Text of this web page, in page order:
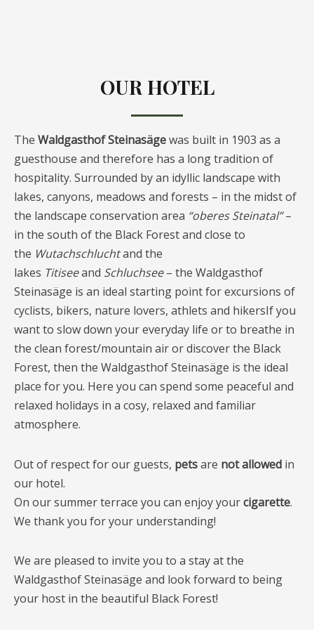
OUR HOTEL
The Waldgasthof Steinasägewas built in 1903 as a
guesthouse and therefore has a long tradition of
hospitality. Surrounded by an idyllic landscape with
lakes, canyons, meadows and forests – in the midst of
the landscape conservation area “oberes Steinatal”–
in the south of the Black Forest and close to
the Wutachschluchtand the
lakes Titiseeand Schluchsee– the Waldgasthof
Steinasäge is an ideal starting point for excursions of
cyclists, bikers, nature lovers, athlets and hikersIf you
want to slow down your everyday life or to breathe in
the clean forest/mountain air or discover the Black
Forest, then the Waldgasthof Steinasäge is the ideal
place for you. Here you can spend some peaceful and
relaxed holidays in a cosy, relaxed and familiar
atmosphere.
Out of respect for our guests, petsare not allowed in
our hotel.
On our summer terrace you can enjoy yourcigarette.
We thank you for your understanding!
We are pleased to invite you to a stay at the
Waldgasthof Steinasäge and look forward to being
your host in the beautiful Black Forest!